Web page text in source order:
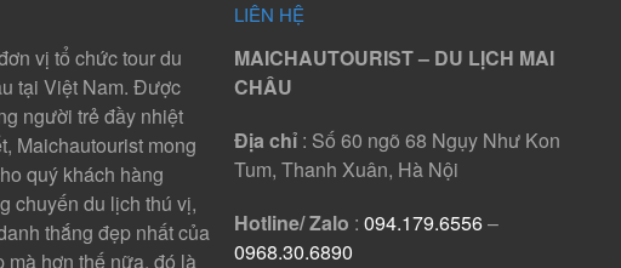
vị tổ chức tour du
tại Việt Nam. Được
người trẻ đầy nhiệt
Maichautourist mong
quý khách hàng
chuyến du lịch thú vị,
thắng đẹp nhất của
mà hơn thế nữa, đó là
LIÊN HỆ
MAICHAUTOURIST – DU LỊCH MAI
CHÂU
Địa chỉ: Số 60 ngõ 68 Ngụy Như Kon
Tum, Thanh Xuân, Hà Nội
Hotline/ Zalo : 094.179.6556–
0968.30.6890